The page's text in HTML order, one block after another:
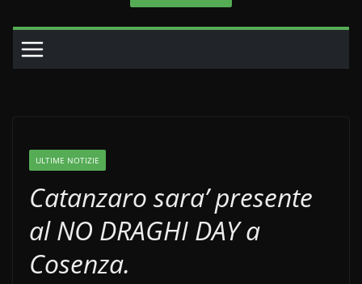
ULTIME NOTIZIE
Catanzaro sara’ presente
al NO DRAGHI DAY a
Cosenza.